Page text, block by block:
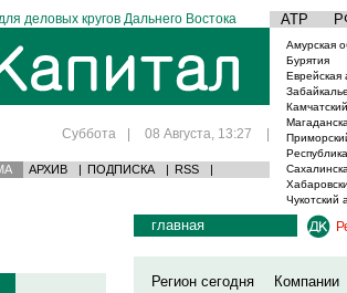
деловых кругов Дальнего Востока АТР
Суббота | 08 Августа, 13:27 |
АРХИВ | ПОДПИСКА | RSS |
Амурская
Бурятия
Еврейская
Чукотский
главная
Регион сегодня
Компании